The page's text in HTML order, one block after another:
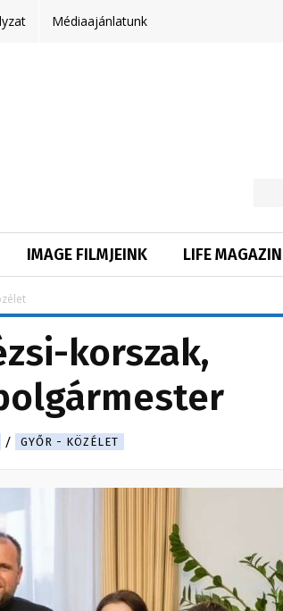
Médiaajánlatunk
IMAGE FILMJEINK LIFE MAGAZIN
korszak,
GYŐR - KÖZÉLET